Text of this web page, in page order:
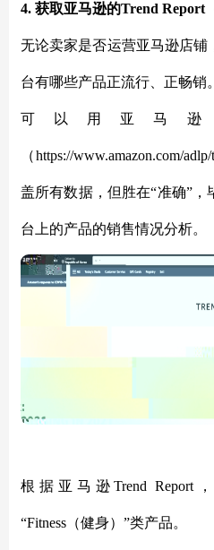
4. 获取亚马逊的Trend Report
无论卖家是否运营亚马逊店
台有哪些产品正流行、正畅销。
可以用亚马逊
（https://www.amazon.com/
盖所有数据，但胜在“准确”
台上的产品的销售情况分析。
根据亚马逊Trend
“Fitness（健身）”类产品。